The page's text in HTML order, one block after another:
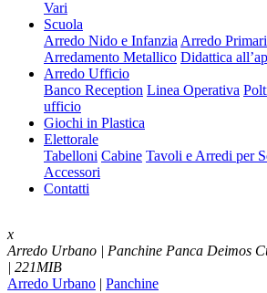
Vari
Scuola
Arredo Nido e Infanzia Arredo
Arredamento Metallico Didattica
Arredo Ufficio
Banco Reception Linea Operativa
ufficio
Giochi in Plastica
Elettorale
Tabelloni Cabine Tavoli e Arredi per
Accessori
Contatti
x
Arredo Urbano | Panchine Panca Deimos
| 221MIB
Arredo Urbano | Panchine